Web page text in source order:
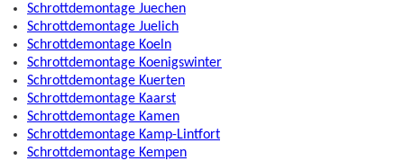
Schrottdemontage Juechen
Schrottdemontage Juelich
Schrottdemontage Koeln
Schrottdemontage Koenigswinter
Schrottdemontage Kuerten
Schrottdemontage Kaarst
Schrottdemontage Kamen
Schrottdemontage Kamp-Lintfort
Schrottdemontage Kempen